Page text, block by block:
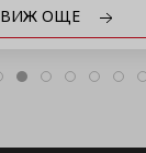
ВИЖ ОЩЕ